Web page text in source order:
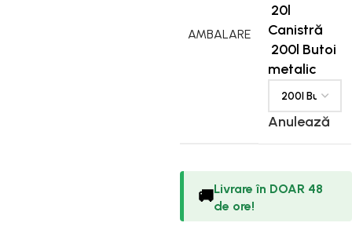
AMBALARE
20l
Canistră
200l Butoi
metalic
Anulează
🚚Livrare în DOAR 48
de ore!